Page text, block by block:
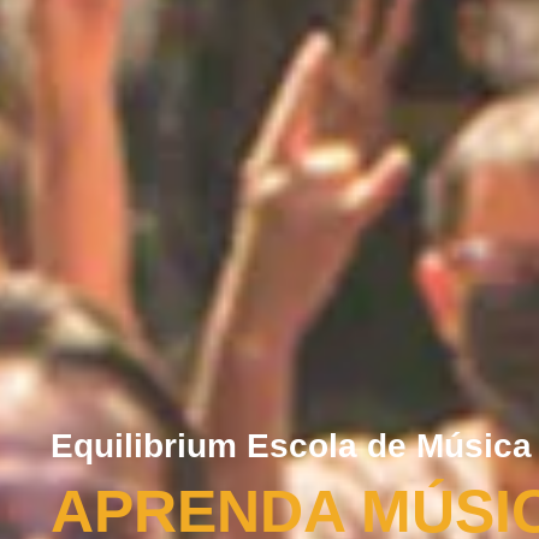
Equilibrium Escola de Música
APRENDA